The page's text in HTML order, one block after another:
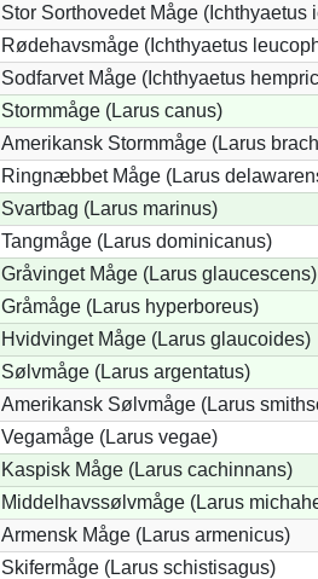
Stor Sorthovedet Måge (Ichthyaetus
Rødehavsmåge (Ichthyaetus
Sodfarvet Måge (Ichthyaetus
Stormmåge (Larus canus)
Amerikansk Stormmåge (Larus
Ringnæbbet Måge (Larus
Svartbag (Larus marinus)
Tangmåge (Larus dominicanus)
Gråvinget Måge (Larus glaucescens)
Gråmåge (Larus hyperboreus)
Hvidvinget Måge (Larus glaucoides)
Sølvmåge (Larus argentatus)
Amerikansk Sølvmåge (Larus
Vegamåge (Larus vegae)
Kaspisk Måge (Larus cachinnans)
Middelhavssølvmåge (Larus
Armensk Måge (Larus armenicus)
Skifermåge (Larus schistisagus)